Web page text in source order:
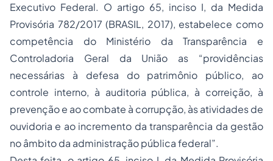
Executivo Federal. O artigo 65, inciso I, da Medida
Provisória 782/2017 (BRASIL, 2017), estabelece como
competência do Ministério da Transparência e
Controladoria Geral da União as “providências
necessárias à defesa do patrimônio público, ao
controle interno, à auditoria pública, à correição, à
prevenção e ao combate à corrupção, às atividades de
ouvidoria e ao incremento da transparência da gestão
no âmbito da administração pública federal”.